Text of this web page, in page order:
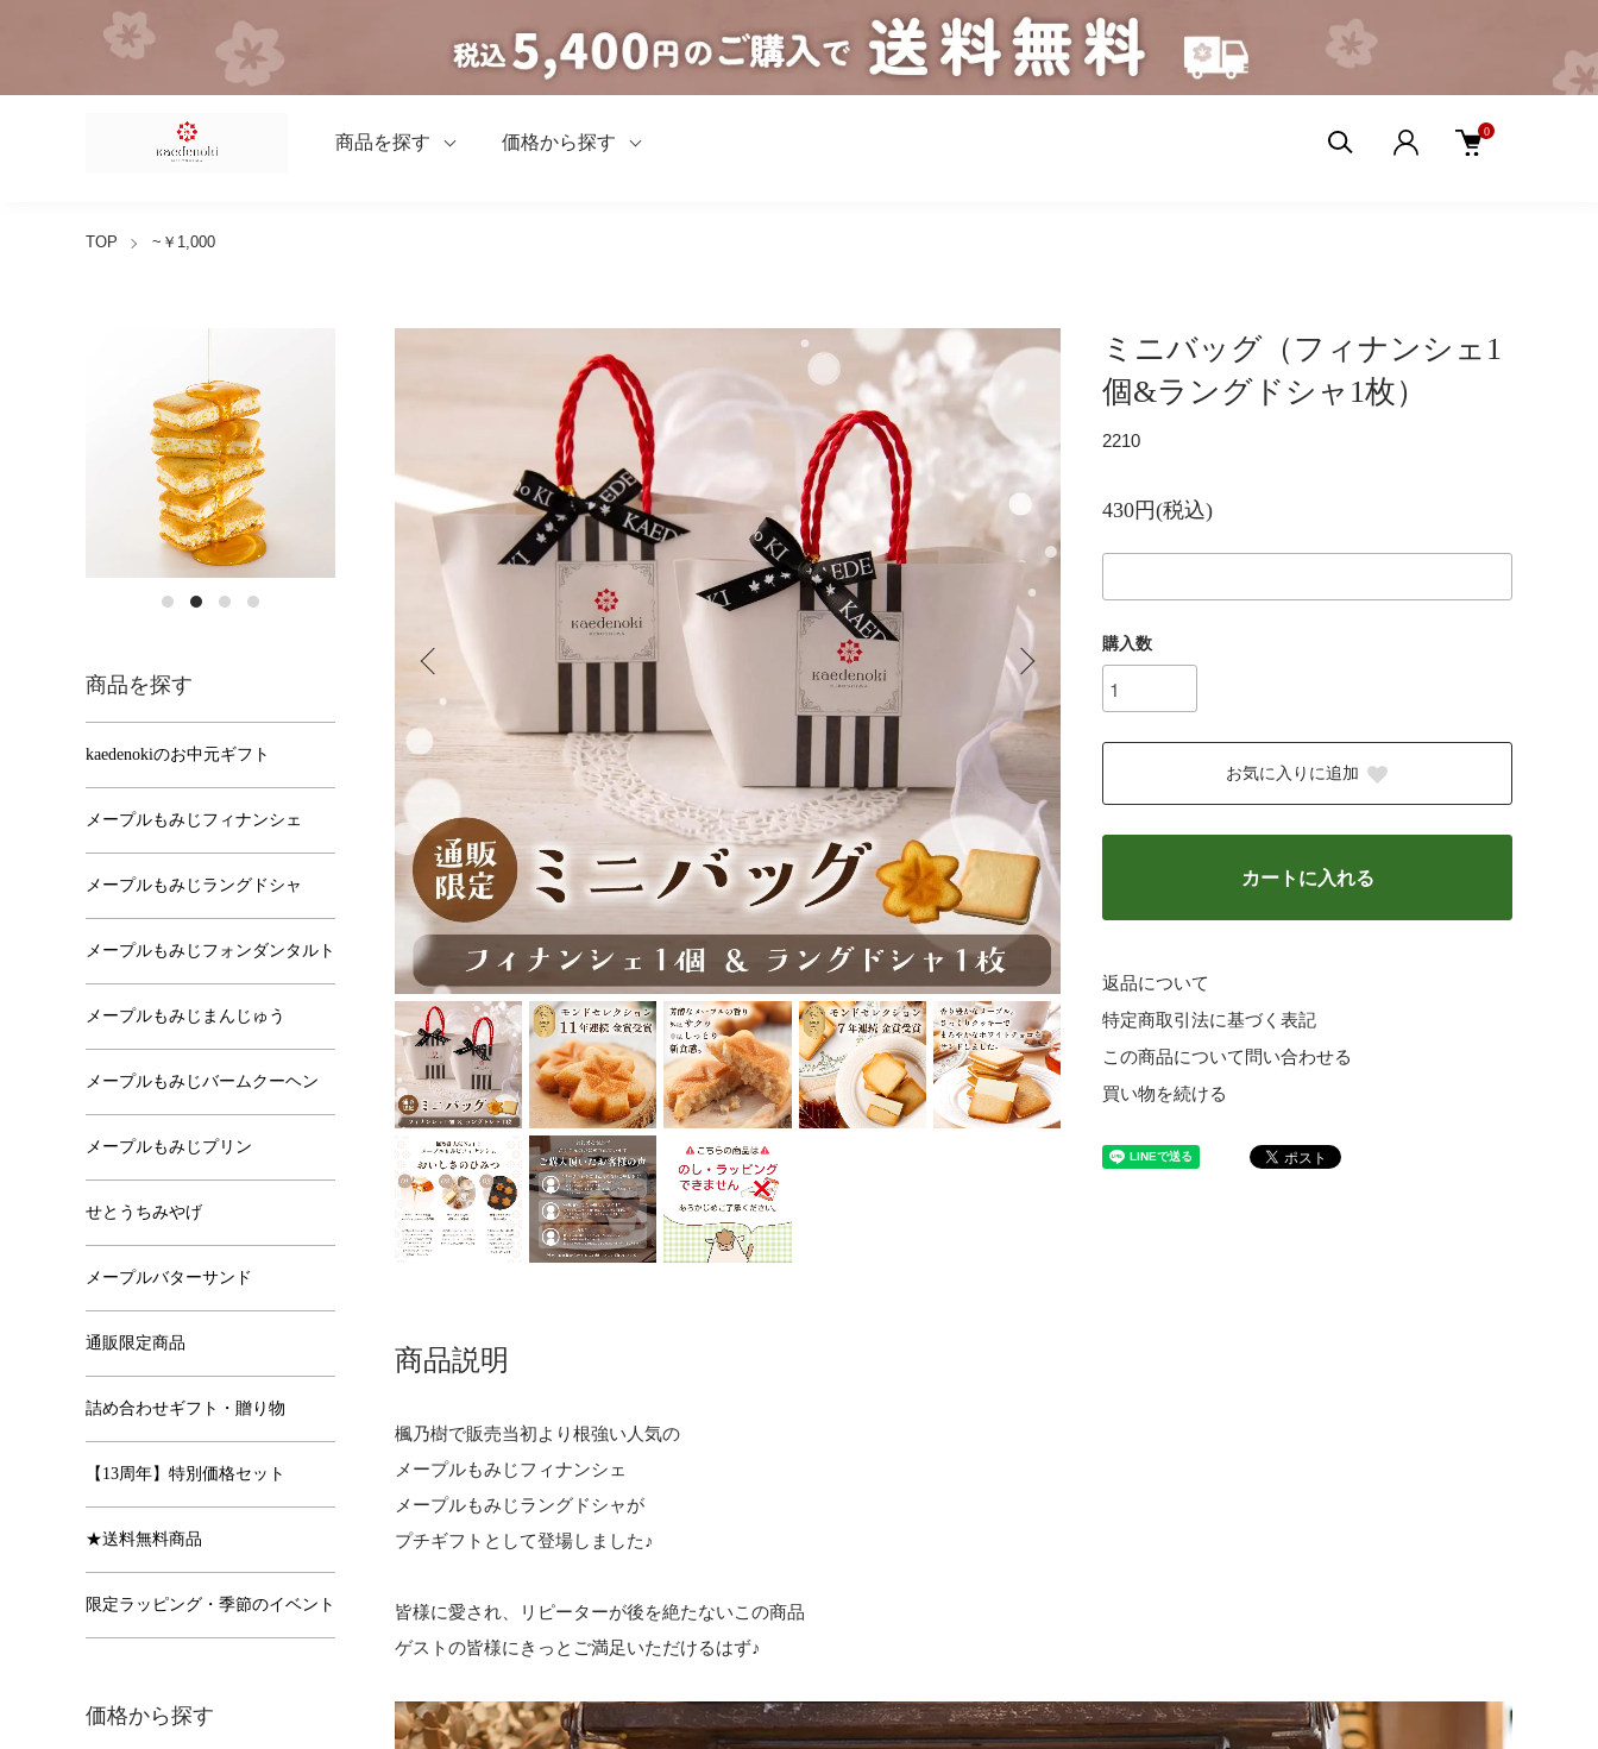
商品を探す 価格から探す
0
TOP ~￥1,000
ミニバッグ（フィナンシェ1
個&ラングドシャ1枚）
2210
430円(税込)
購入数
お気に入りに追加
カートに入れる
返品について
特定商取引法に基づく表記
この商品について問い合わせる
買い物を続ける
商品説明
楓乃樹で販売当初より根強い人気の
メープルもみじフィナンシェ
メープルもみじラングドシャが
プチギフトとして登場しました♪
皆様に愛され、リピーターが後を絶たないこの商品
ゲストの皆様にきっとご満足いただけるはず♪
商品を探す
kaedenokiのお中元ギフト
メープルもみじフィナンシェ
メープルもみじラングドシャ
メープルもみじフォンダンタルト
メープルもみじまんじゅう
メープルもみじバームクーヘン
メープルもみじプリン
せとうちみやげ
メープルバターサンド
通販限定商品
詰め合わせギフト・贈り物
【13周年】特別価格セット
★送料無料商品
限定ラッピング・季節のイベント
価格から探す